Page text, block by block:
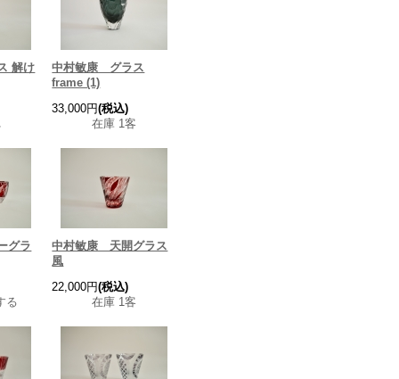
解け
中村敏康 グラス
frame (1)
33,000円(税込)
在庫 1客
グラ
る
中村敏康 天開グラス
風
22,000円(税込)
在庫 1客